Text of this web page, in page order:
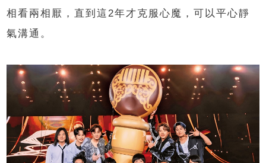
相看兩相厭，直到這2年才克服心魔，可以平心靜
氣溝通。